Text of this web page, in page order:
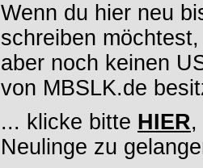
Wenn du hier neu
schreiben möchtest,
aber noch keinen
von MBSLK.de
... klicke bitte HIER,
Neulinge zu